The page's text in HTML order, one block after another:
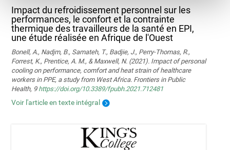
Impact du refroidissement personnel sur les
performances, le confort et la contrainte
thermique des travailleurs de la santé en EPI,
une étude réalisée en Afrique de l'Ouest
Bonell, A., Nadjm, B., Samateh, T., Badjie, J., Perry-Thomas, R.,
Forrest, K., Prentice, A. M., & Maxwell, N. (2021). Impact of personal
cooling on performance, comfort and heat strain of healthcare
workers in PPE, a study from West Africa. Frontiers in Public
Health, 9 https://doi.org/10.3389/fpubh.2021.712481
Voir l'article en texte intégral